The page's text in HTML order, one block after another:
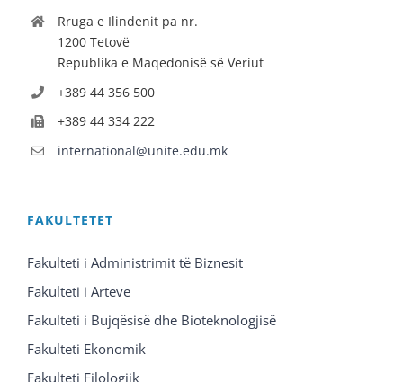
Rruga e Ilindenit pa nr.
1200 Tetovë
Republika e Maqedonisë së Veriut
+389 44 356 500
+389 44 334 222
international@unite.edu.mk
FAKULTETET
Fakulteti i Administrimit të Biznesit
Fakulteti i Arteve
Fakulteti i Bujqësisë dhe Bioteknologjisë
Fakulteti Ekonomik
Fakulteti Filologjik